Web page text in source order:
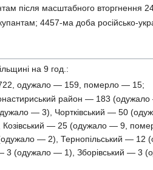
після масштабного вторгнення
4457-ма доба російсько-
на 9 год.:
одужало — 159, померло — 15;
район — 183
— 3), Чортківський — 50
Козівський — 25 (одужало — 9,
— 2), Тернопільський —
3 (одужало — 1), Зборівський — 3